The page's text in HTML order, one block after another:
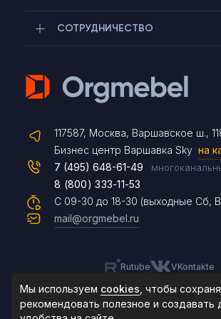
СОТРУДНИЧЕСТВО
117587, Москва, Варшавское ш.,
Бизнес центр Варшавка Sky на
С 09-30 до 18-30 (выходные Сб,
7 (495) 648-61-49
8 (800) 333-11-53
mail@orgmebel.ru
Rutube VKontakte
Telegram
Max
Чат на сайте
8 (495) 183-47-87
По будням с 09:30 до 18:30
Мы используем cookies , чтобы
рекомендовать полезное и создавать